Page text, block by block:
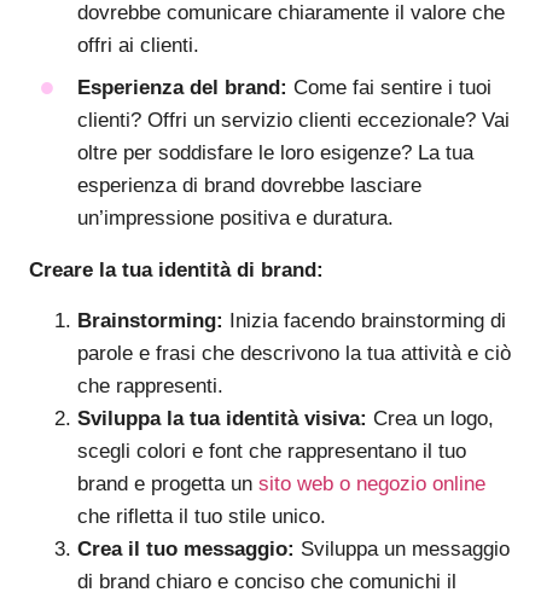
dovrebbe comunicare chiaramente il valore che
offri ai clienti.
Esperienza del brand: Come fai sentire i tuoi
clienti? Offri un servizio clienti eccezionale? Vai
oltre per soddisfare le loro esigenze? La tua
esperienza di brand dovrebbe lasciare
un’impressione positiva e duratura.
Creare la tua identità di brand:
Brainstorming: Inizia facendo brainstorming di
parole e frasi che descrivono la tua attività e ciò
che rappresenti.
Sviluppa la tua identità visiva: Crea un logo,
scegli colori e font che rappresentano il tuo
brand e progetta un sito web o negozio online
che rifletta il tuo stile unico.
Crea il tuo messaggio: Sviluppa un messaggio
di brand chiaro e conciso che comunichi il